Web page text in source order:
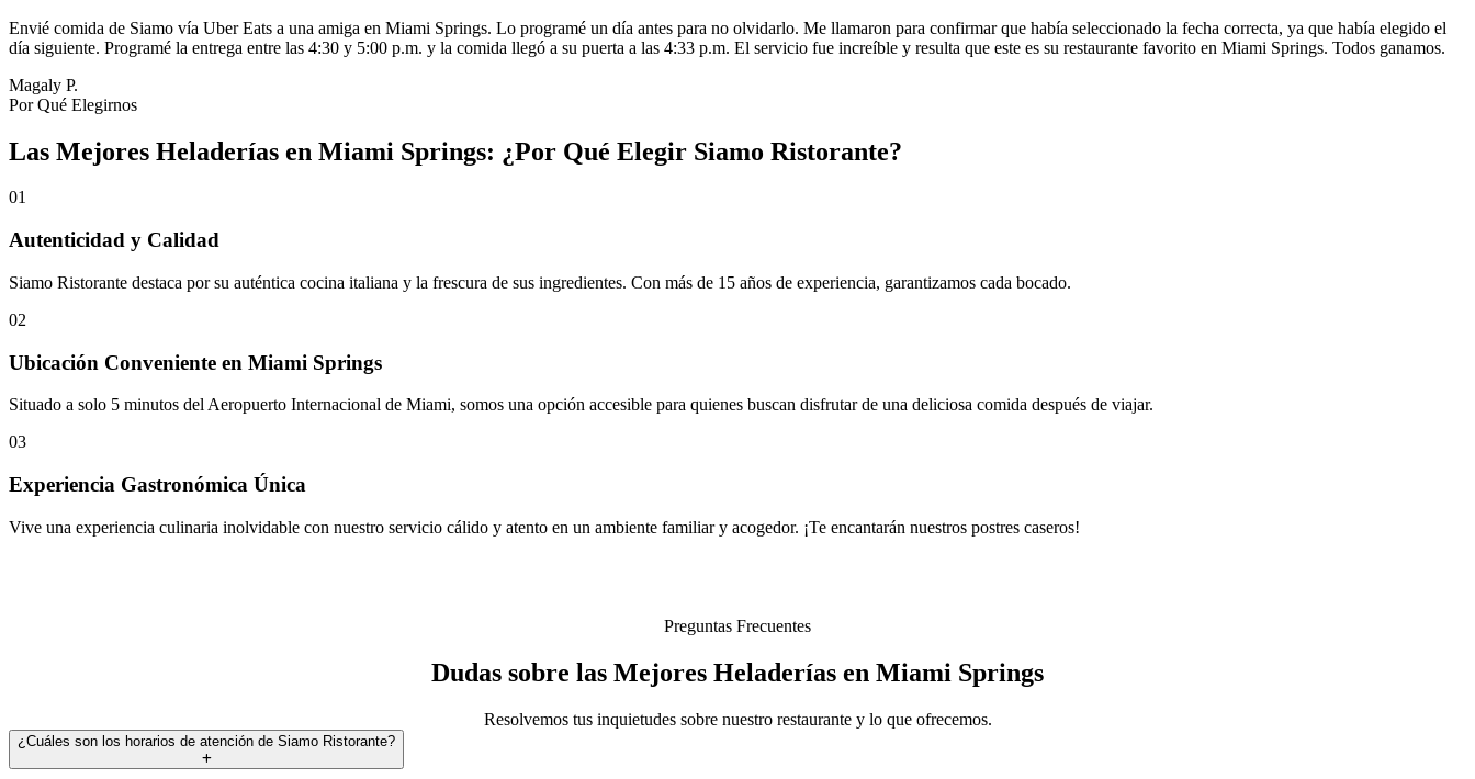
Envié comida de Siamo vía Uber Eats a una amiga en Miami Springs. Lo programé un día antes para no olvidarlo. Me llamaron para confirmar que había seleccionado la fecha correcta, ya que había elegido el
día siguiente. Programé la entrega entre las 4:30 y 5:00 p.m. y la comida llegó a su puerta a las 4:33 p.m. El servicio fue increíble y resulta que este es su restaurante favorito en Miami Springs. Todos ganamos.
Magaly P.
Por Qué Elegirnos
Las Mejores Heladerías en Miami Springs: ¿Por Qué Elegir Siamo Ristorante?
01
Autenticidad y Calidad
Siamo Ristorante destaca por su auténtica cocina italiana y la frescura de sus ingredientes. Con más de 15 años de experiencia, garantizamos cada bocado.
02
Ubicación Conveniente en Miami Springs
Situado a solo 5 minutos del Aeropuerto Internacional de Miami, somos una opción accesible para quienes buscan disfrutar de una deliciosa comida después de viajar.
03
Experiencia Gastronómica Única
Vive una experiencia culinaria inolvidable con nuestro servicio cálido y atento en un ambiente familiar y acogedor. ¡Te encantarán nuestros postres caseros!
Preguntas Frecuentes
Dudas sobre las Mejores Heladerías en Miami Springs
Resolvemos tus inquietudes sobre nuestro restaurante y lo que ofrecemos.
¿Cuáles son los horarios de atención de Siamo Ristorante?